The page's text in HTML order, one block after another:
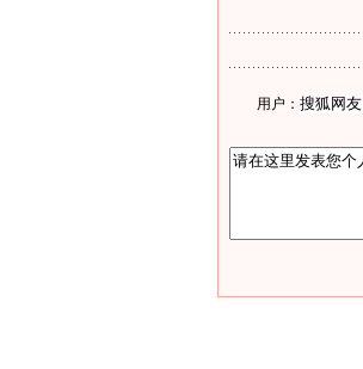
用户：